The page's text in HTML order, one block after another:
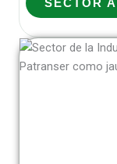
SECTOR